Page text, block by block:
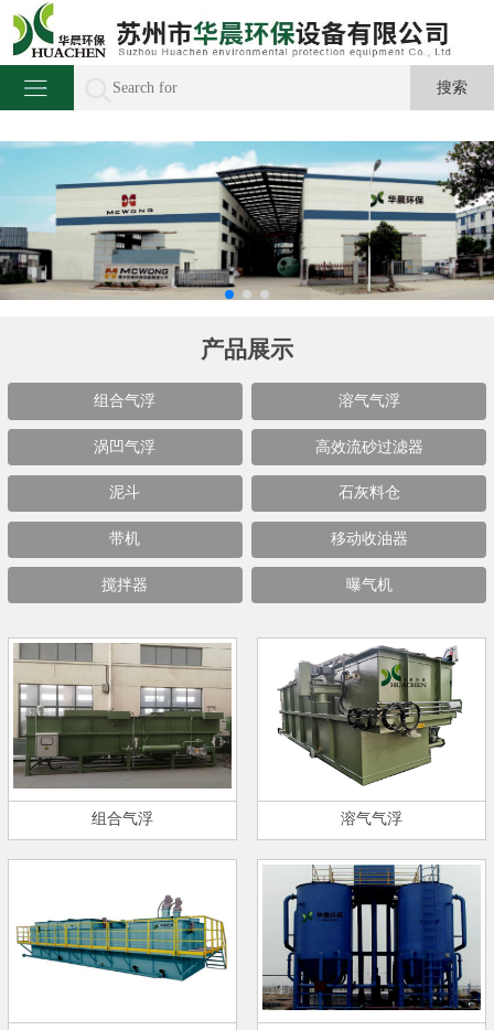
产品展示
组合气浮 溶气气浮
涡凹气浮 高效流砂过滤器
泥斗 石灰料仓
带机 移动收油器
搅拌器 曝气机
组合气浮 溶气气浮